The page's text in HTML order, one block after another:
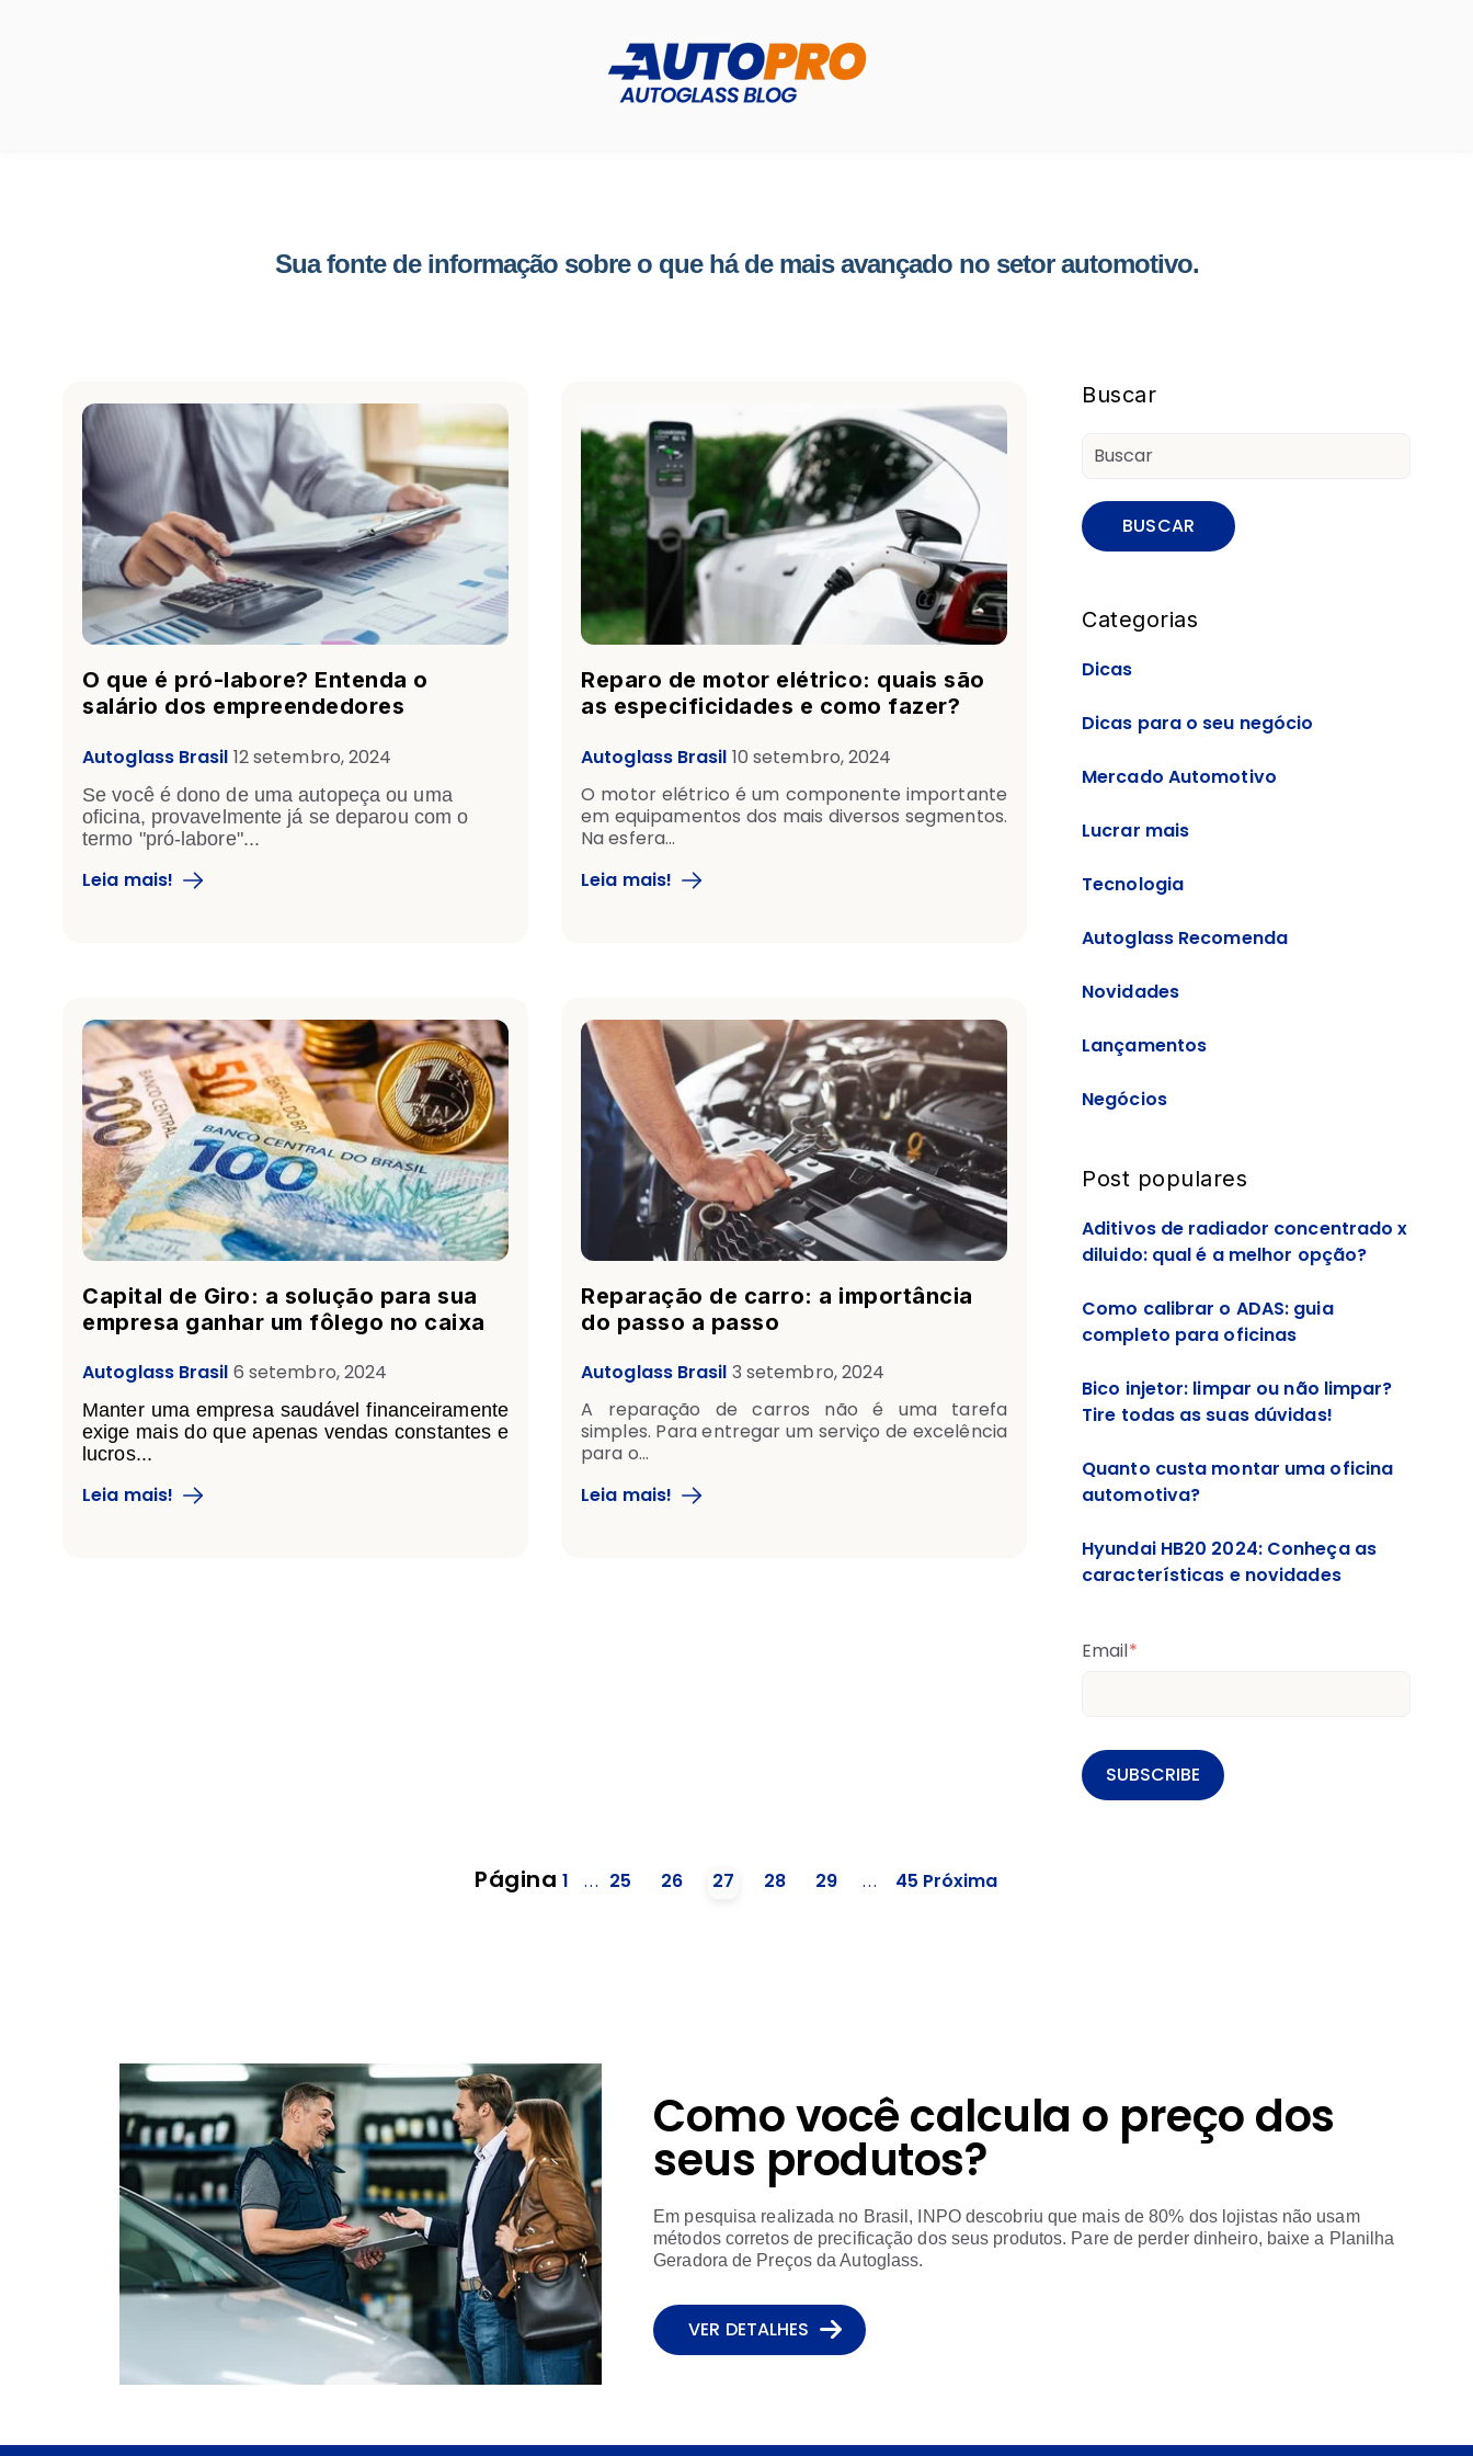
Sua fonte de informação sobre o que há de mais avançado no setor automotivo.
O que é pró-labore? Entenda o
salário dos empreendedores
Autoglass Brasil 12 setembro, 2024
Se você é dono de uma autopeça ou uma
oficina, provavelmente já se deparou com o
termo "pró-labore"...
Leia mais!
Reparo de motor elétrico: quais são
as especificidades e como fazer?
Autoglass Brasil 10 setembro, 2024
O motor elétrico é um componente importante
em equipamentos dos mais diversos segmentos.
Na esfera...
Leia mais!
Capital de Giro: a solução para sua
empresa ganhar um fôlego no caixa
Autoglass Brasil 6 setembro, 2024
Manter uma empresa saudável financeiramente
exige mais do que apenas vendas constantes e
lucros...
Leia mais!
Reparação de carro: a importância
do passo a passo
Autoglass Brasil 3 setembro, 2024
A reparação de carros não é uma tarefa
simples. Para entregar um serviço de excelência
para o...
Leia mais!
Blog Sidebar
Buscar
BUSCAR
Categorias
Dicas
Dicas para o seu negócio
Mercado Automotivo
Lucrar mais
Tecnologia
Autoglass Recomenda
Novidades
Lançamentos
Negócios
Post populares
Aditivos de radiador concentrado x
diluido: qual é a melhor opção?
Como calibrar o ADAS: guia
completo para oficinas
Bico injetor: limpar ou não limpar?
Tire todas as suas dúvidas!
Quanto custa montar uma oficina
automotiva?
Hyundai HB20 2024: Conheça as
características e novidades
Email*
Página 1 ... 25 26 27 28 29 ... 45 Próxima
Como você calcula o preço dos
seus produtos?
Em pesquisa realizada no Brasil, INPO descobriu que mais de 80% dos lojistas não usam
métodos corretos de precificação dos seus produtos. Pare de perder dinheiro, baixe a Planilha
Geradora de Preços da Autoglass.
VER DETALHES